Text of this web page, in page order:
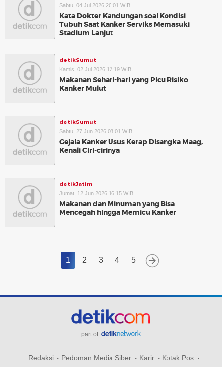
Sabtu, 04 Jul 2026 20:01 WIB
Kata Dokter Kandungan soal Kondisi
Tubuh Saat Kanker Serviks Memasuki
Stadium Lanjut
detikSumut
Kamis, 02 Jul 2026 12:19 WIB
Makanan Sehari-hari yang Picu Risiko
Kanker Mulut
detikSumut
Sabtu, 27 Jun 2026 08:01 WIB
Gejala Kanker Usus Kerap Disangka Maag,
Kenali Ciri-cirinya
detikJatim
Jumat, 12 Jun 2026 16:15 WIB
Makanan dan Minuman yang Bisa
Mencegah hingga Memicu Kanker
1 2 3 4 5
part of
Redaksi Pedoman Media Siber Karir Kotak Pos